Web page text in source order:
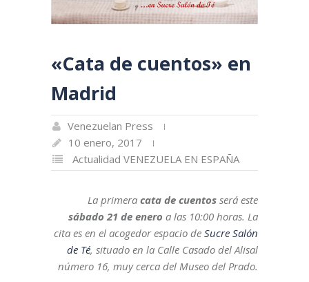
«Cata de cuentos» en
Madrid
Venezuelan Press
10 enero, 2017
Actualidad VENEZUELA EN ESPAÑA
La primera cata de cuentos será este
sábado 21 de enero a las 10:00 horas. La
cita es en el acogedor espacio de Sucre Salón
de Té, situado en la Calle Casado del Alisal
número 16, muy cerca del Museo del Prado.